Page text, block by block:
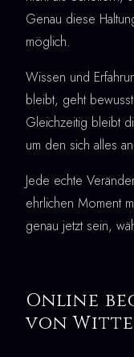
Genau diese
möglich.
Wissen und
bleibt, geht
Gleichzeitig bleibt
um den sich alles
Jede echte
ehrlichen Moment
genau jetzt sein,
Online
von